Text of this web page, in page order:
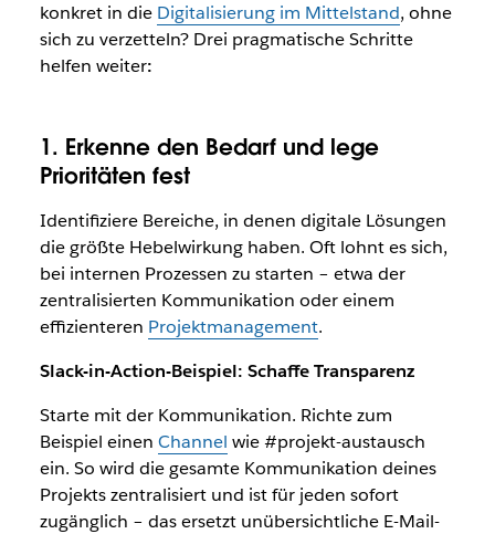
konkret in die Digitalisierung im Mittelstand, ohne
sich zu verzetteln? Drei pragmatische Schritte
helfen weiter:
1. Erkenne den Bedarf und lege
Prioritäten fest
Identifiziere Bereiche, in denen digitale Lösungen
die größte Hebelwirkung haben. Oft lohnt es sich,
bei internen Prozessen zu starten – etwa der
zentralisierten Kommunikation oder einem
effizienteren Projektmanagement.
Slack-in-Action-Beispiel: Schaffe Transparenz
Starte mit der Kommunikation. Richte zum
Beispiel einen Channel wie #projekt-austausch
ein. So wird die gesamte Kommunikation deines
Projekts zentralisiert und ist für jeden sofort
zugänglich – das ersetzt unübersichtliche E-Mail-